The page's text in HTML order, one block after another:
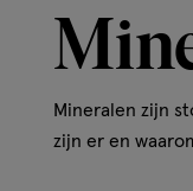
Mineralen zijn
zijn er en